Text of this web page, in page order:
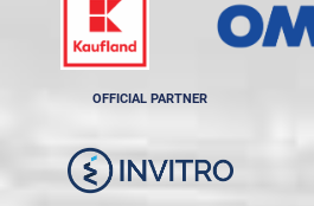
OFFICIAL PARTNER